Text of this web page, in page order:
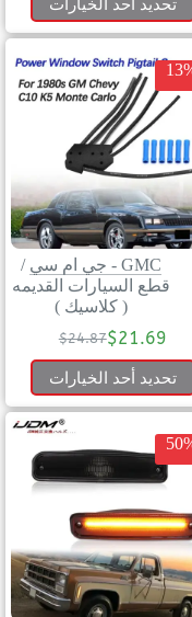
GMC - جي ام سي
/
قطع السيارات القديمه
( كلاسيك )
$24.87$21.69
تحديد أحد الخيارات